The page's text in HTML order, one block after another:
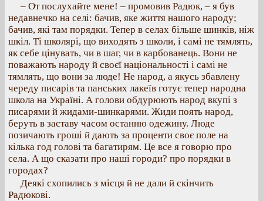
– От послухайте мене! – промовив Радюк, – я був
недавнечко на селі: бачив, яке життя нашого народу;
бачив, які там порядки. Тепер в селах більше шинків, ніж
шкіл. Ті школярі, що виходять з школи, і самі не тямлять,
як себе цінувать, чи в шаг, чи в карбованець. Вони не
поважають народу й своєї національності і самі не
тямлять, що вони за люде! Не народ, а якусь збавлену
череду писарів та панських лакеїв готує тепер народна
школа на Україні. А голови обдурюють народ вкупі з
писарями й жидами-шинкарями. Жиди поять народ,
беруть в заставу часом останню одежину. Люде
позичають гроші й дають за проценти своє поле на
кілька год голові та багатирям. Це все я говорю про
села. А що сказати про наші городи? про порядки в
городах?
Деякі схопились з місця й не дали й скінчить
Радюкові.